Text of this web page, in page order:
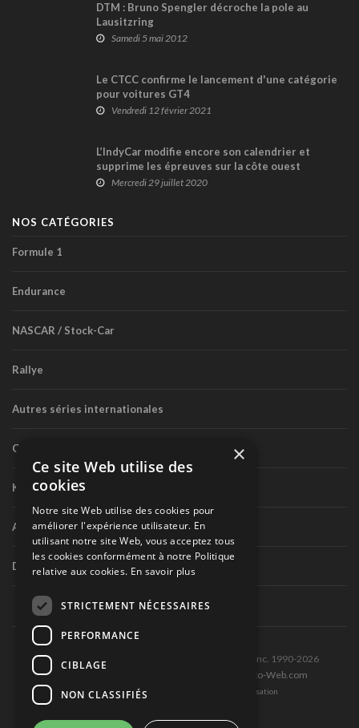
DTM : Bruno Spengler décroche la pole au
Lausitzring
Samedi 5 mai 2012
Le CTCC confirme le lancement d'une catégorie
pour voitures GT4
Vendredi 12 février 2021
L’IndyCar modifie encore son calendrier et
supprime les épreuves sur la côte ouest
Mercredi 29 juillet 2020
NOS CATÉGORIES
Formule 1
Endurance
NASCAR / Stock-Car
Rallye
Autres séries internationales
Circuit routier canadien
Karting
Autres séries nationales
Divers
Tous droits réservés © Les Éditions Pole-Position inc. 1990-2026
Ce site est produit et hébergé par Montréal-Photo-Web.com
Politique de confidentialité et Conditions d’utilisation
×
Ce site Web utilise des
cookies
Notre site Web utilise des cookies pour
améliorer l'expérience utilisateur. En
utilisant notre site Web, vous acceptez tous
les cookies conformément à notre Politique
relative aux cookies. En savoir plus
STRICTEMENT NÉCESSAIRES
PERFORMANCE
CIBLAGE
NON CLASSIFIÉS